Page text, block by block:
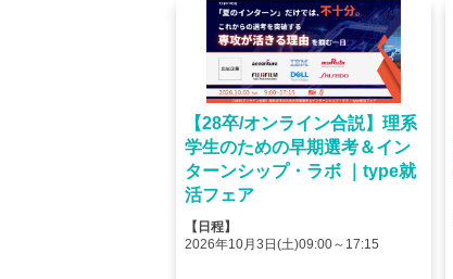
【28卒/オンライン合説】理系
学生のための早期選考＆イン
ターンシップ・ラボ ｜type就
活フェア
【日程】
2026年10月3日(土)09:00～17:15